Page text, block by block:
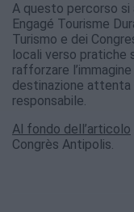
A questo percorso si
Engagé Tourisme
Turismo e dei
locali verso pratiche
rafforzare
destinazione attenta
responsabile.
Al fondo dell’articolo
Congrès Antipolis.